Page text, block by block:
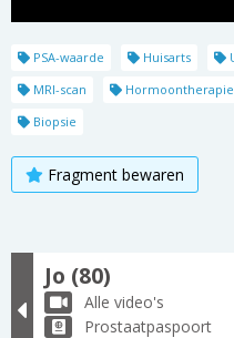
PSA-waarde Huisarts
MRI-scan
Hormoontherapie
Biopsie
Fragment bewaren
Jo (80)
Alle video's
Prostaatpaspoort